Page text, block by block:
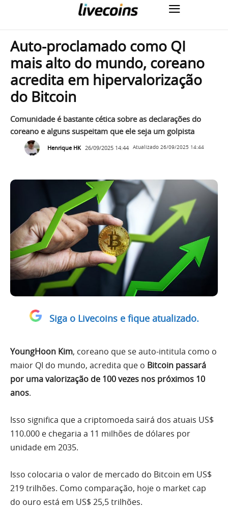
Auto-proclamado como QI
mais alto do mundo, coreano
acredita em hipervalorização
do Bitcoin
Comunidade é bastante cética sobre as declarações do
coreano e alguns suspeitam que ele seja um golpista
Henrique HK 26/09/2025 14:44 Atualizado 26/09/2025 14:44
Siga o Livecoins e fique atualizado.
YoungHoon Kim, coreano que se auto-intitula como o
maior QI do mundo, acredita que o Bitcoin passará
por uma valorização de 100 vezes nos próximos 10
anos.
Isso significa que a criptomoeda sairá dos atuais US$
110.000 e chegaria a 11 milhões de dólares por
unidade em 2035.
Isso colocaria o valor de mercado do Bitcoin em US$
219 trilhões. Como comparação, hoje o market cap
do ouro está em US$ 25,5 trilhões.